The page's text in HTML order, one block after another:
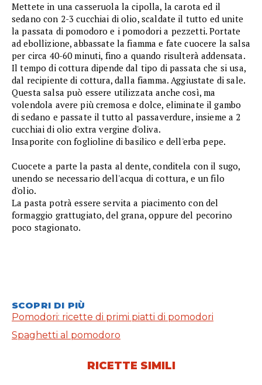
Mettete in una casseruola la cipolla, la carota ed il
sedano con 2-3 cucchiai di olio, scaldate il tutto ed unite
la passata di pomodoro e i pomodori a pezzetti. Portate
ad ebollizione, abbassate la fiamma e fate cuocere la salsa
per circa 40-60 minuti, fino a quando risulterà addensata.
Il tempo di cottura dipende dal tipo di passata che si usa,
dal recipiente di cottura, dalla fiamma. Aggiustate di sale.
Questa salsa può essere utilizzata anche così, ma
volendola avere più cremosa e dolce, eliminate il gambo
di sedano e passate il tutto al passaverdure, insieme a 2
cucchiai di olio extra vergine d'oliva.
Insaporite con foglioline di basilico e dell'erba pepe.
Cuocete a parte la pasta al dente, conditela con il sugo,
unendo se necessario dell'acqua di cottura, e un filo
d'olio.
La pasta potrà essere servita a piacimento con del
formaggio grattugiato, del grana, oppure del pecorino
poco stagionato.
SCOPRI DI PIÙ
Pomodori: ricette di primi piatti di pomodori
Spaghetti al pomodoro
RICETTE SIMILI